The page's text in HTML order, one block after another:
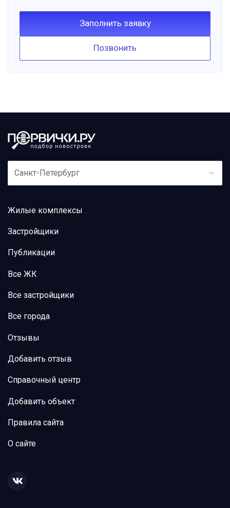
Заполнить заявку
Позвонить
Санкт-Петербург
Жилые комплексы
Застройщики
Публикации
Все ЖК
Все застройщики
Все города
Отзывы
Добавить отзыв
Справочный центр
Добавить объект
Правила сайта
О сайте